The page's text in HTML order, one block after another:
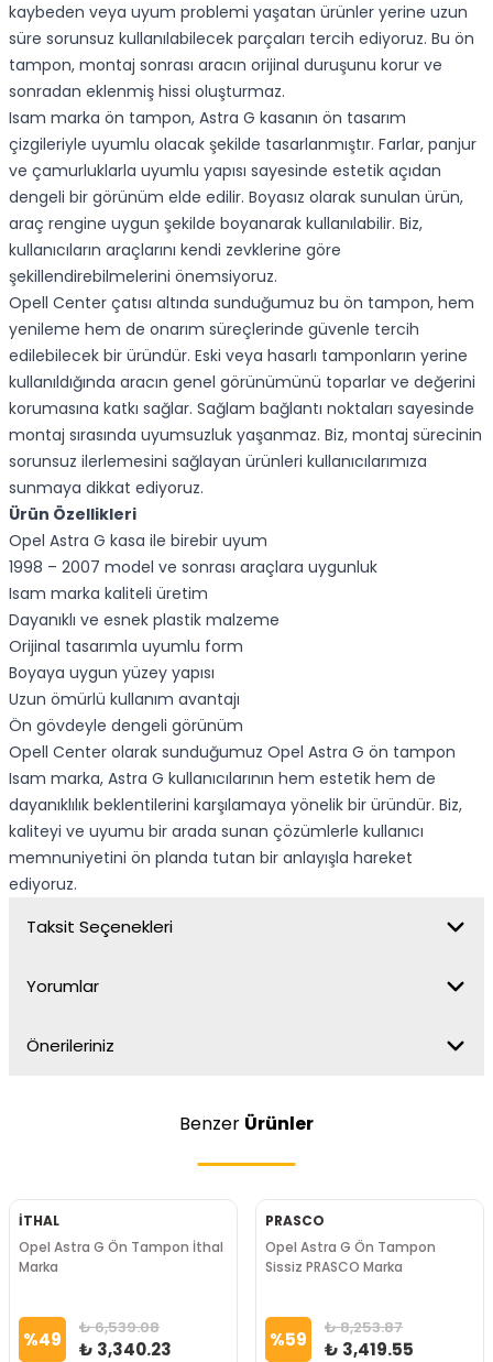
kaybeden veya uyum problemi yaşatan ürünler yerine uzun
süre sorunsuz kullanılabilecek parçaları tercih ediyoruz. Bu ön
tampon, montaj sonrası aracın orijinal duruşunu korur ve
sonradan eklenmiş hissi oluşturmaz.
Isam marka ön tampon, Astra G kasanın ön tasarım
çizgileriyle uyumlu olacak şekilde tasarlanmıştır. Farlar, panjur
ve çamurluklarla uyumlu yapısı sayesinde estetik açıdan
dengeli bir görünüm elde edilir. Boyasız olarak sunulan ürün,
araç rengine uygun şekilde boyanarak kullanılabilir. Biz,
kullanıcıların araçlarını kendi zevklerine göre
şekillendirebilmelerini önemsiyoruz.
Opell Center çatısı altında sunduğumuz bu ön tampon, hem
yenileme hem de onarım süreçlerinde güvenle tercih
edilebilecek bir üründür. Eski veya hasarlı tamponların yerine
kullanıldığında aracın genel görünümünü toparlar ve değerini
korumasına katkı sağlar. Sağlam bağlantı noktaları sayesinde
montaj sırasında uyumsuzluk yaşanmaz. Biz, montaj sürecinin
sorunsuz ilerlemesini sağlayan ürünleri kullanıcılarımıza
sunmaya dikkat ediyoruz.
Ürün Özellikleri
Opel Astra G kasa ile birebir uyum
1998 – 2007 model ve sonrası araçlara uygunluk
Isam marka kaliteli üretim
Dayanıklı ve esnek plastik malzeme
Orijinal tasarımla uyumlu form
Boyaya uygun yüzey yapısı
Uzun ömürlü kullanım avantajı
Ön gövdeyle dengeli görünüm
Opell Center olarak sunduğumuz Opel Astra G ön tampon
Isam marka, Astra G kullanıcılarının hem estetik hem de
dayanıklılık beklentilerini karşılamaya yönelik bir üründür. Biz,
kaliteyi ve uyumu bir arada sunan çözümlerle kullanıcı
memnuniyetini ön planda tutan bir anlayışla hareket
ediyoruz.
Taksit Seçenekleri
Yorumlar
Önerileriniz
Benzer Ürünler
İTHAL
Opel Astra G Ön Tampon İthal
Marka
%49 ₺ 6,539.08
₺ 3,340.23
PRASCO
Opel Astra G Ön Tampon
Sissiz PRASCO Marka
%59 ₺ 8,253.87
₺ 3,419.55